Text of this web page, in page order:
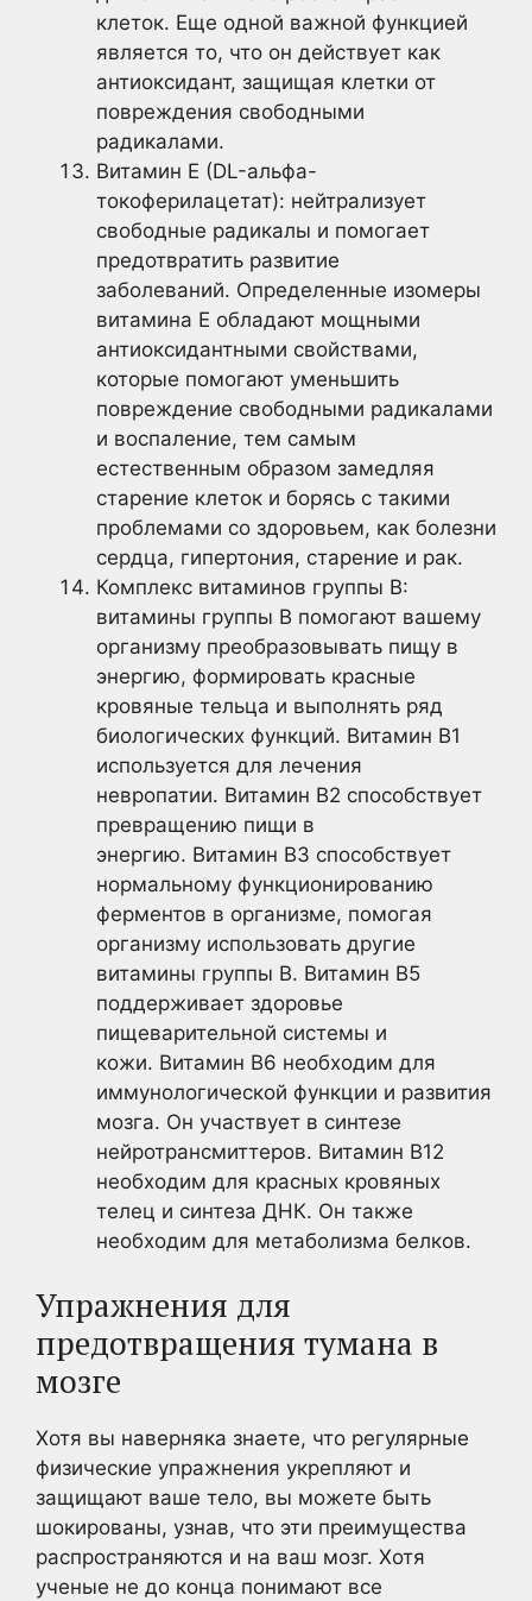
клеток. Еще одной важной функцией
является то, что он действует как
антиоксидант, защищая клетки от
повреждения свободными
радикалами.
Витамин Е (DL-альфа-
токоферилацетат): нейтрализует
свободные радикалы и помогает
предотвратить развитие
заболеваний. Определенные изомеры
витамина Е обладают мощными
антиоксидантными свойствами,
которые помогают уменьшить
повреждение свободными радикалами
и воспаление, тем самым
естественным образом замедляя
старение клеток и борясь с такими
проблемами со здоровьем, как болезни
сердца, гипертония, старение и рак.
Комплекс витаминов группы В:
витамины группы В помогают вашему
организму преобразовывать пищу в
энергию, формировать красные
кровяные тельца и выполнять ряд
биологических функций. Витамин В1
используется для лечения
невропатии. Витамин В2 способствует
превращению пищи в
энергию. Витамин В3 способствует
нормальному функционированию
ферментов в организме, помогая
организму использовать другие
витамины группы В. Витамин В5
поддерживает здоровье
пищеварительной системы и
кожи. Витамин В6 необходим для
иммунологической функции и развития
мозга. Он участвует в синтезе
нейротрансмиттеров. Витамин В12
необходим для красных кровяных
телец и синтеза ДНК. Он также
необходим для метаболизма белков.
Упражнения для
предотвращения тумана в
мозге
Хотя вы наверняка знаете, что регулярные
физические упражнения укрепляют и
защищают ваше тело, вы можете быть
шокированы, узнав, что эти преимущества
распространяются и на ваш мозг. Хотя
ученые не до конца понимают все